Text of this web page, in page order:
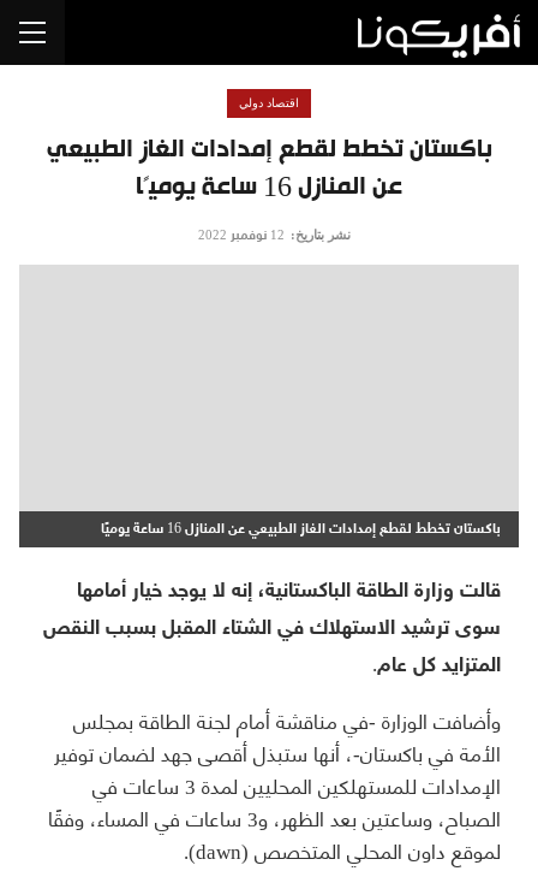
باكستان تخطط لقطع إمدادات الغاز الطبيعي
عن المنازل 16 ساعة يوميًا
اقتصاد دولي
نشر بتاريخ: 12 نوفمبر 2022
باكستان تخطط لقطع إمدادات الغاز الطبيعي عن المنازل 16 ساعة يوميًا
قالت وزارة الطاقة الباكستانية، إنه لا يوجد خيار أمامها
سوى ترشيد الاستهلاك في الشتاء المقبل بسبب النقص
المتزايد كل عام.
وأضافت الوزارة -في مناقشة أمام لجنة الطاقة بمجلس
الأمة في باكستان-، أنها ستبذل أقصى جهد لضمان توفير
الإمدادات للمستهلكين المحليين لمدة 3 ساعات في
الصباح، وساعتين بعد الظهر، و3 ساعات في المساء، وفقًا
لموقع داون المحلي المتخصص (dawn).